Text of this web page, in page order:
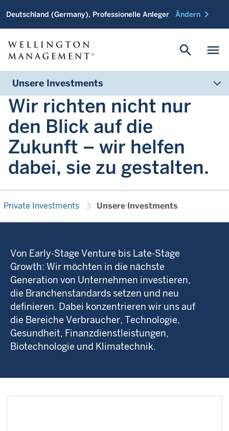
Deutschland (Germany), Professionelle Anleger Ändern chevron_right
menu
search
Unsere Investments
Wir richten nicht nur
den Blick auf die
Zukunft – wir helfen
dabei, sie zu gestalten.
Private Investments chevron_right Unsere Investments
Von Early-Stage Venture bis Late-Stage
Growth: Wir möchten in die nächste
Generation von Unternehmen investieren,
die Branchenstandards setzen und neu
definieren. Dabei konzentrieren wir uns auf
die Bereiche Verbraucher, Technologie,
Gesundheit, Finanzdienstleistungen,
Biotechnologie und Klimatechnik.